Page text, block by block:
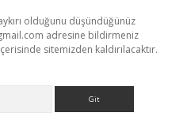
olduğunu düşündüğünüz
adresine bildirmeniz
sitemizden kaldırılacaktır.